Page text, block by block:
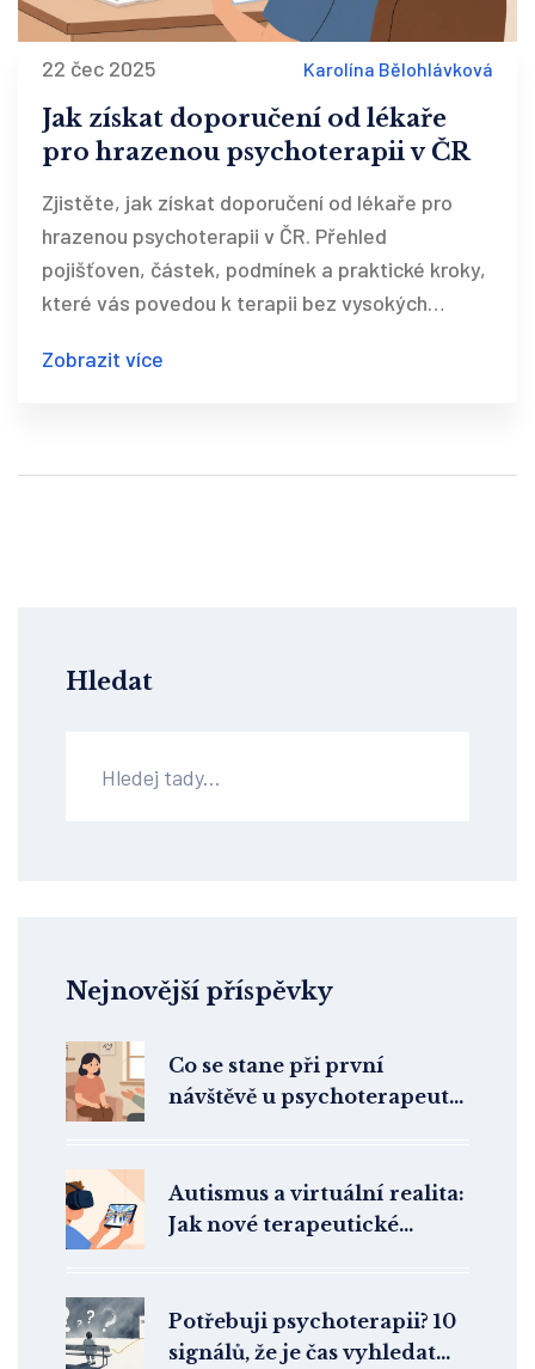
22 čec 2025 Karolína Bělohlávková
Jak získat doporučení od lékaře
pro hrazenou psychoterapii v ČR
Zjistěte, jak získat doporučení od lékaře pro
hrazenou psychoterapii v ČR. Přehled
pojišťoven, částek, podmínek a praktické kroky,
které vás povedou k terapii bez vysokých
Zobrazit více
Hledat
Nejnovější příspěvky
Co se stane při první
návštěvě u psychoterapeuta:
Autismus a virtuální realita:
Jak nové terapeutické
Potřebuji psychoterapii? 10
signálů, že je čas vyhledat